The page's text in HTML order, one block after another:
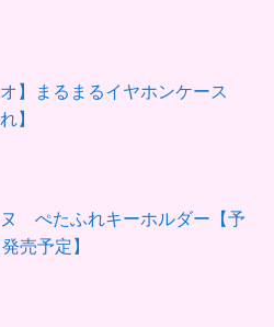
オ】まるまるイヤホンケース
】
ぺたふれキーホルダー【予
売予定】